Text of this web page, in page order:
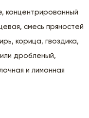
концентрированный
смесь пряностей
корица, гвоздика,
дробленый,
и лимонная